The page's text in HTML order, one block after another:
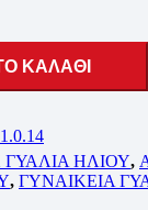
ΚΑΛΑΘΙ
ΓΥΑΛΙΑ ΗΛΙΟΥ,
, ΓΥΝΑΙΚΕΙΑ